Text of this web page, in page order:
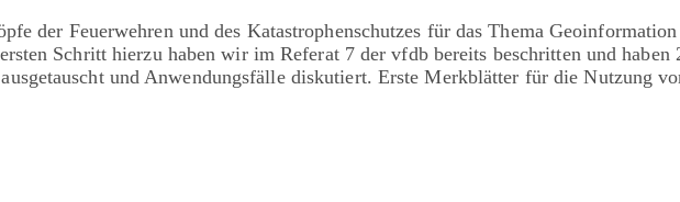
der Feuerwehren und des Katastrophenschutzes für das Thema
Schritt hierzu haben wir im Referat 7 der vfdb bereits beschritten und
und Anwendungsfälle diskutiert. Erste Merkblätter für die Nutzung